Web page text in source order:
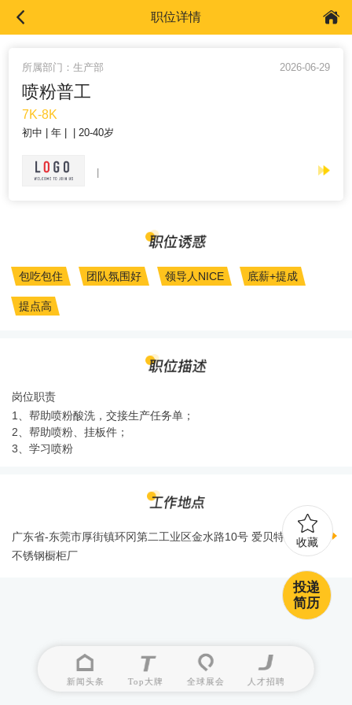
职位详情
所属部门：生产部 2026-06-29
喷粉普工
7K-8K
初中 年 20-40岁
包吃包住 团队氛围好 领导人NICE 底薪+提成
提点高
岗位职责
1、帮助喷粉酸洗，交接生产任务单；
2、帮助喷粉、挂板件；
3、学习喷粉
广东省-东莞市厚街镇环冈第二工业区金水路10号 爱贝特
不锈钢橱柜厂
地图导航
新闻头条 Top大牌 全球展会 人才招聘
收藏
投递
简历